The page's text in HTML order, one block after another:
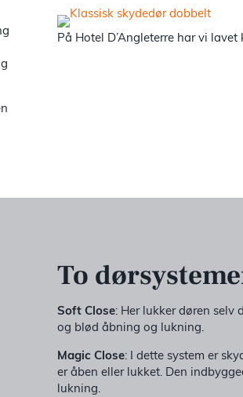
På Hotel D’Angleterre har vi
To
Soft Close: Her lukker døren selv
og blød åbning og lukning.
Magic Close: I dette system er
er åben eller lukket. Den
lukning.